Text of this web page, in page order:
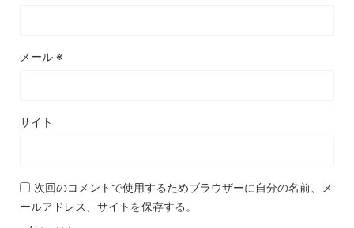
メール ※
サイト
次回のコメントで使用するためブラウザーに自分の名前、メ
ールアドレス、サイトを保存する。